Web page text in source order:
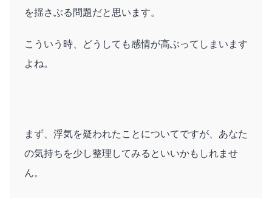
を揺さぶる問題だと思います。
こういう時、どうしても感情が高ぶってしまいます
よね。
まず、浮気を疑われたことについてですが、あなた
の気持ちを少し整理してみるといいかもしれませ
ん。